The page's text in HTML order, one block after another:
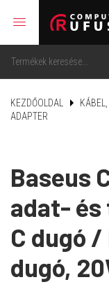
menu
KEZDŐOLDAL
ADAPTER
Baseus
adat- és
C dugó
dugó,